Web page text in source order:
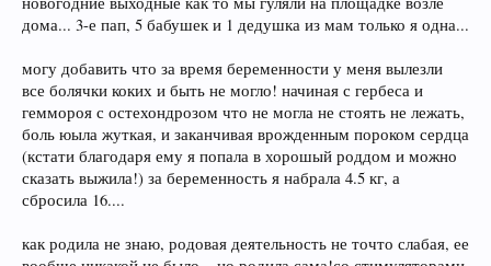
дома... 3-е пап, 5 бабушек и 1 дедушка из мам только я одна...
могу добавить что за время беременности у меня вылезли
все болячки коких и быть не могло! начиная с гербеса и
геммороя с остехондрозом что не могла не стоять не лежать,
боль юыла жуткая, и заканчивая врожденным пороком сердца
(кстати благодаря ему я попала в хорошый роддом и можно
сказать выжила!) за беременность я набрала 4.5 кг, а
сбросила 16....
как родила не знаю, родовая деятельность не точто слабая, ее